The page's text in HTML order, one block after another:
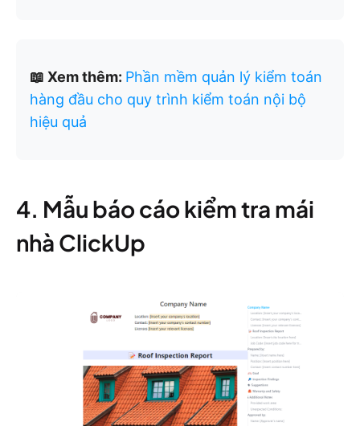
📖 Xem thêm: Phần mềm quản lý kiểm toán
hàng đầu cho quy trình kiểm toán nội bộ
hiệu quả
4. Mẫu báo cáo kiểm tra mái
nhà ClickUp